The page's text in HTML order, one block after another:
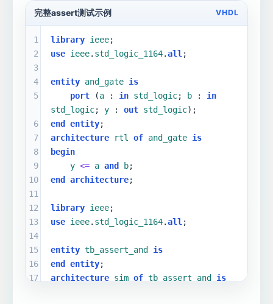
完整assert测试示例 VHDL
1
2
3
4
5
6
7
8
9
10
11
12
13
14
15
16
17
library ieee;
use ieee. std_logic_1164.all ;
entity and_gate is
port (a : in std_logic; b : in
std_logic; y : out std_logic);
end
entity;
architecture
rtl of and_gate is
begin
y <= a and b;
end
architecture;
library ieee;
use ieee. std_logic_1164.all ;
entity tb_assert_and
is
end
entity;
architecture sim of tb_assert_and
is